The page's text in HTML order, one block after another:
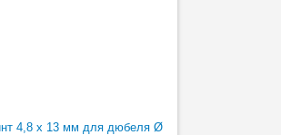
4,8 х 13 мм для дюбеля Ø